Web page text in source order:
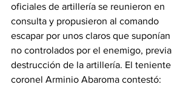
oficiales de artillería se reunieron en
consulta y propusieron al comando
escapar por unos claros que suponían
no controlados por el enemigo, previa
destrucción de la artillería. El teniente
coronel Arminio Abaroma contestó: